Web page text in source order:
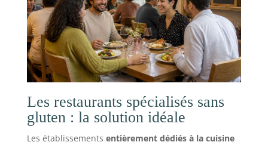
Les restaurants spécialisés sans
gluten : la solution idéale
Les établissements entièrement dédiés à la cuisine